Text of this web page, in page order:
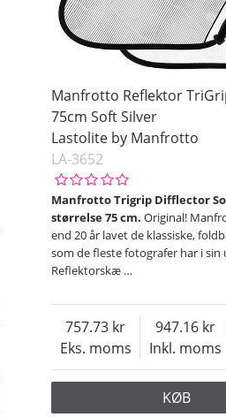
Manfrotto Reflektor
75cm Soft Silver
Lastolite by Manfrotto
LA-3652
Manfrotto Trigrip Difflector
størrelse 75 cm.Original!
end 20 år lavet de klassiske,
som de fleste fotografer har i sin
Reflektorskæ …
Eks. moms
757.73
Inkl. moms
947.16
KØB